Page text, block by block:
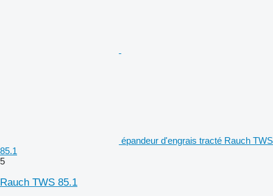
épandeur d'engrais tracté Rauch TWS
85.1
5
Rauch TWS 85.1